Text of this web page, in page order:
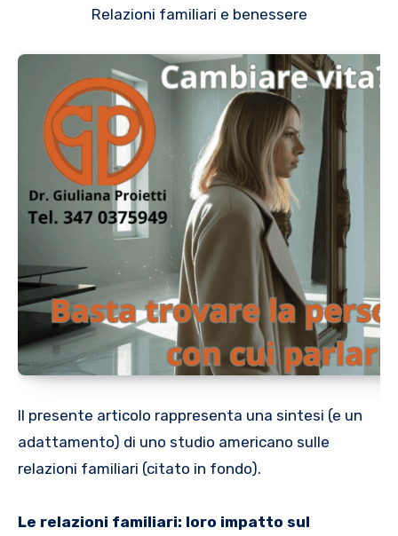
Relazioni familiari e benessere
Il presente articolo rappresenta una sintesi (e un
adattamento) di uno studio americano sulle
relazioni familiari (citato in fondo).
Le relazioni familiari: loro impatto sul